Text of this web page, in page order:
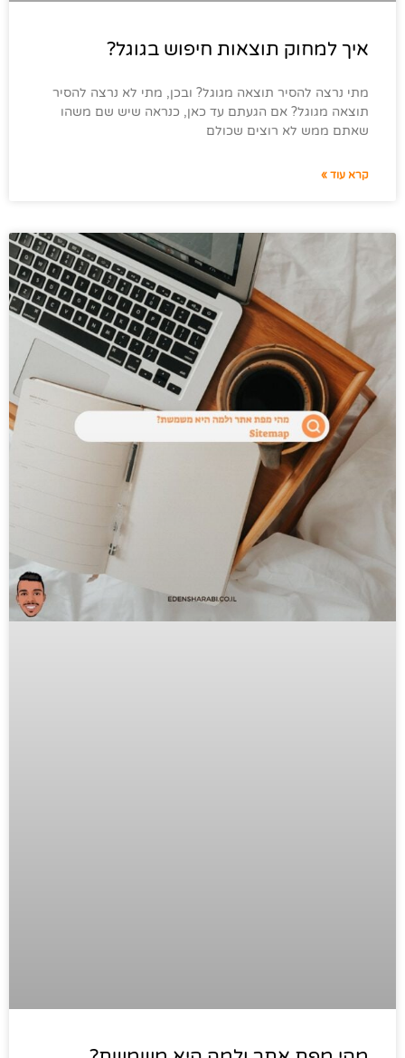
איך למחוק תוצאות חיפוש בגוגל?
מתי נרצה להסיר תוצאה מגוגל? ובכן, מתי לא נרצה להסיר
תוצאה מגוגל? אם הגעתם עד כאן, כנראה שיש שם משהו
שאתם ממש לא רוצים שכולם
קרא עוד »